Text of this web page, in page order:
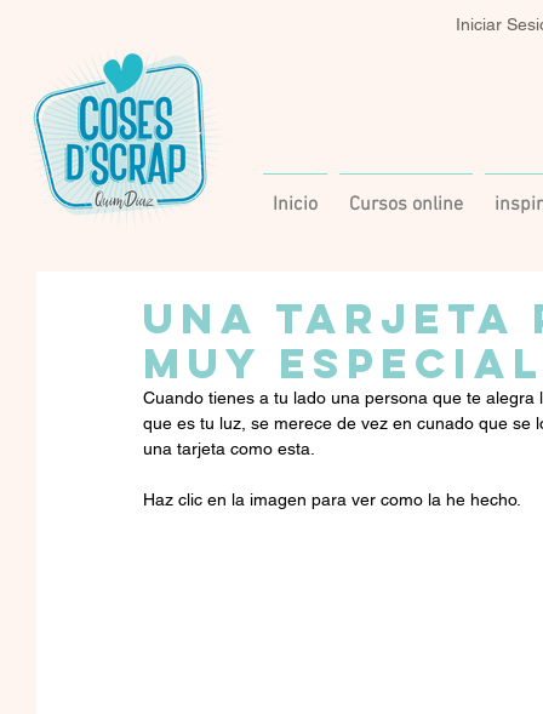
Iniciar
Inicio Cursos online
UNA TARJETA
MUY ESPECIAL
Cuando tienes a tu lado una persona que te
que es tu luz, se merece de vez en cunado que
una tarjeta como esta.
Haz clic en la imagen para ver como la he hecho.